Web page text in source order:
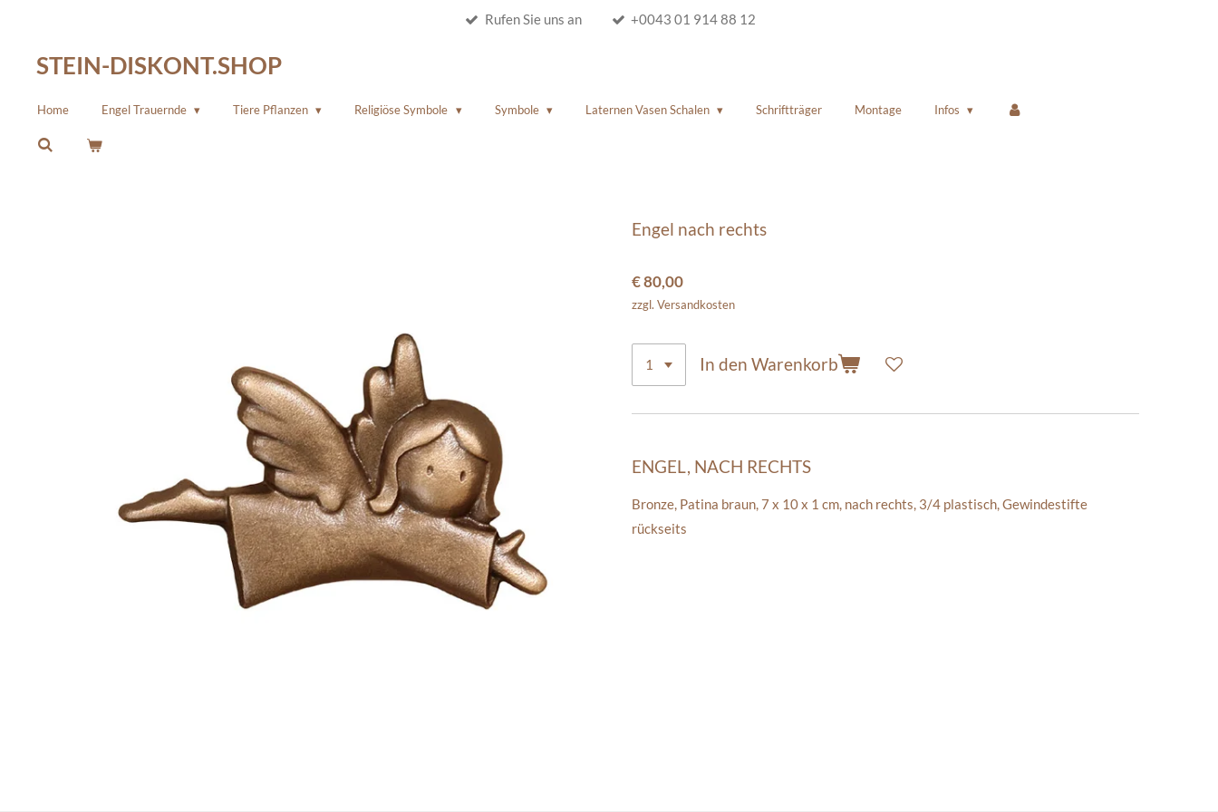
springen
Rufen Sie uns an +0043 01 914 88 12
STEIN-DISKONT.SHOP
Home Engel Trauernde Tiere Pflanzen Religiöse Symbole Symbole Laternen Vasen Schalen Schriftträger Montage Infos
Engel nach rechts
€ 80,00
zzgl. Versandkosten
In den Warenkorb
ENGEL, NACH RECHTS
Bronze, Patina braun,7 x 10 x 1 cm, nach rechts, 3/4 plastisch, Gewindestifte
rückseits